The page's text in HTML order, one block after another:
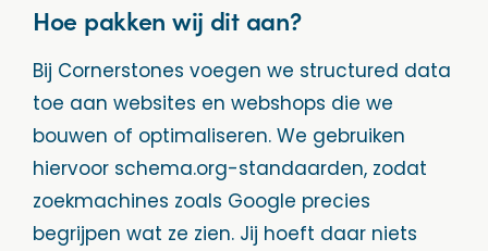
Hoe pakken wij dit aan?
Bij Cornerstones voegen we structured data
toe aan websites en webshops die we
bouwen of optimaliseren. We gebruiken
hiervoor schema.org-standaarden, zodat
zoekmachines zoals Google precies
begrijpen wat ze zien. Jij hoeft daar niets